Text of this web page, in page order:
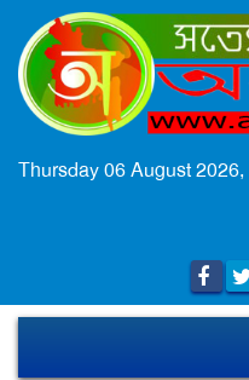
Thursday 06 August 2026,